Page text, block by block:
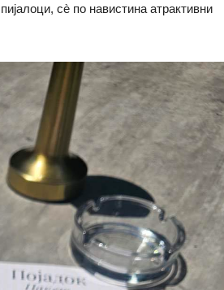
сè по навистина атрактивни